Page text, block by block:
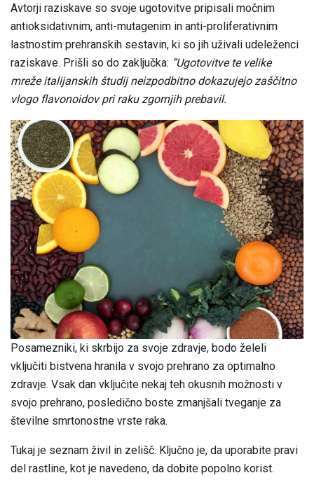
Avtorji raziskave so svoje ugotovitve pripisali močnim
antioksidativnim, anti-mutagenim in anti-proliferativnim
lastnostim prehranskih sestavin, ki so jih uživali udeleženci
raziskave. Prišli so do zaključka: “Ugotovitve te velike
mreže italijanskih študij neizpodbitno dokazujejo zaščitno
vlogo flavonoidov pri raku zgornjih prebavil.
Posamezniki, ki skrbijo za svoje zdravje, bodo želeli
vključiti bistvena hranila v svojo prehrano za optimalno
zdravje. Vsak dan vključite nekaj teh okusnih možnosti v
svojo prehrano, posledično boste zmanjšali tveganje za
številne smrtonostne vrste raka.
Tukaj je seznam živil in zelišč. Ključno je, da uporabite pravi
del rastline, kot je navedeno, da dobite popolno korist.